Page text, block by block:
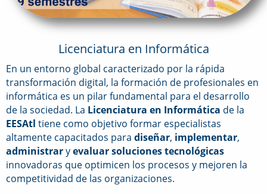
Licenciatura en Informática
En un entorno global caracterizado por la rápida
transformación digital, la formación de profesionales en
informática es un pilar fundamental para el desarrollo
de la sociedad. La Licenciatura en Informática de la
EESAtl tiene como objetivo formar especialistas
altamente capacitados para diseñar, implementar,
administraryevaluarsoluciones tecnológicas
innovadoras que optimicen los procesos y mejoren la
competitividad de las organizaciones.